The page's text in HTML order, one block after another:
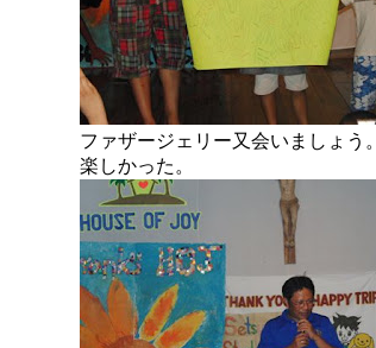
ファザージェリー又会いましょう。
楽しかった。